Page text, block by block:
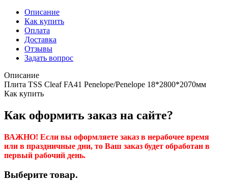
Описание
Как купить
Оплата
Доставка
Отзывы
Задать вопрос
Описание
Плита TSS Cleaf FA41 Penelope/Penelope 18*2800*2070мм
Как купить
Как оформить заказ на сайте?
ВАЖНО! Если вы оформляете заказ в нерабочее время
или в праздничные дни, то Ваш заказ будет обработан в
первый рабочий день.
Выберите товар.